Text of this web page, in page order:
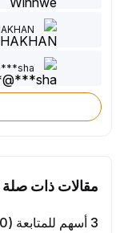
TAHAKHAN
sha***@****
مقالات ذات صلة